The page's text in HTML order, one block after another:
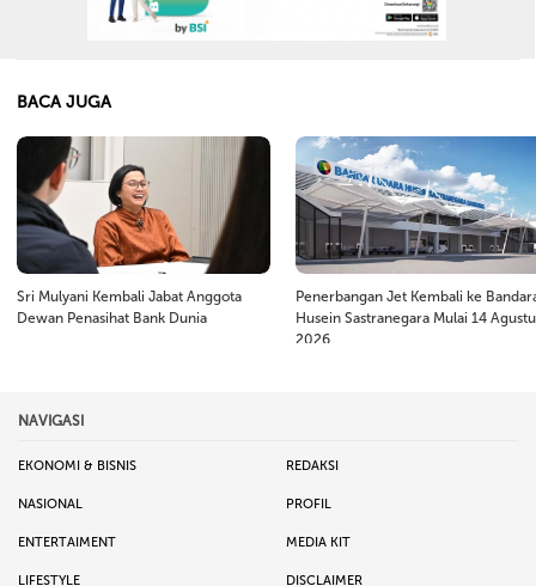
BACA JUGA
Sri Mulyani Kembali Jabat Anggota
Dewan Penasihat Bank Dunia
Penerbangan Jet Kembali ke
Husein Sastranegara Mulai 14
2026
NAVIGASI
EKONOMI & BISNIS REDAKSI
NASIONAL PROFIL
ENTERTAIMENT MEDIA KIT
LIFESTYLE DISCLAIMER